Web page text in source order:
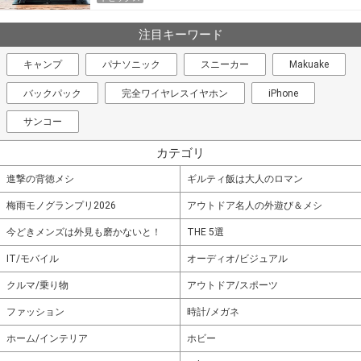
注目キーワード
キャンプ パナソニック スニーカー Makuake
バックパック 完全ワイヤレスイヤホン iPhone
サンコー
カテゴリ
進撃の背徳メシ ギルティ飯は大人のロマン
梅雨モノグランプリ2026 アウトドア名人の外遊び＆メシ
今どきメンズは外見も磨かないと！ THE 5選
IT/モバイル オーディオ/ビジュアル
クルマ/乗り物 アウトドア/スポーツ
ファッション 時計/メガネ
ホーム/インテリア ホビー